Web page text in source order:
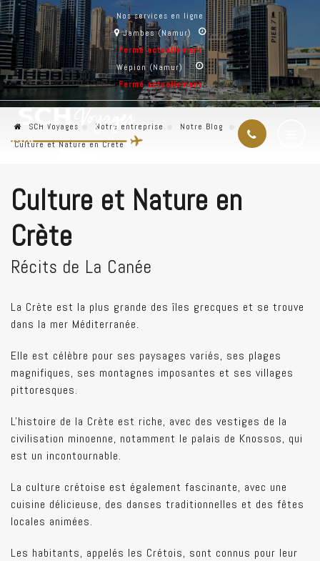
Nos services en ligne
Jambes (Namur)
Fermé actuellement
Wépion (Namur)
Fermé actuellement
SCH Voyages Notre entreprise
Notre Blog
Culture et Nature en Crète
Culture et Nature en
Crète
Récits de La Canée
La Crète est la plus grande des îles grecques et se trouve
dans la mer Méditerranée.
Elle est célèbre pour ses paysages variés, ses plages
magnifiques, ses montagnes imposantes et ses villages
pittoresques.
L'histoire de la Crète est riche, avec des vestiges de la
civilisation minoenne, notamment le palais de Knossos, qui
est un incontournable.
La culture crétoise est également fascinante, avec une
cuisine délicieuse, des danses traditionnelles et des fêtes
locales animées.
Les habitants, appelés les Crétois, sont connus pour leur